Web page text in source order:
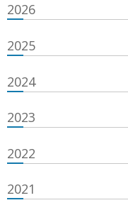
2026
2025
2024
2023
2022
2021